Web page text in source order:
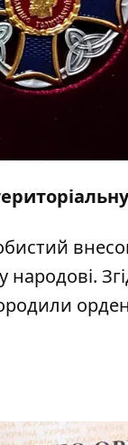
народові.